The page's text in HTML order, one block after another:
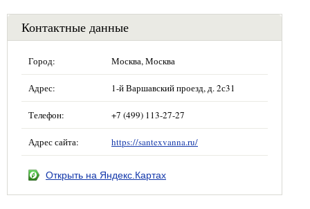
Контактные данные
Город: Москва, Москва
Адрес: 1-й Варшавский проезд, д. 2с31
Телефон: +7 (499) 113-27-27
Адрес сайта: https://santexvanna.ru/
Открыть на Яндекс.Картах